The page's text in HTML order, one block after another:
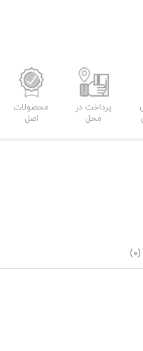
پرداخت در
محل
محصولات
اصل